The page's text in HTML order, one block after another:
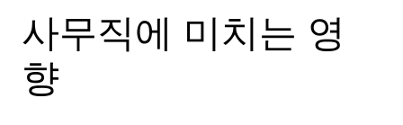
사무직에 미치는 영
향